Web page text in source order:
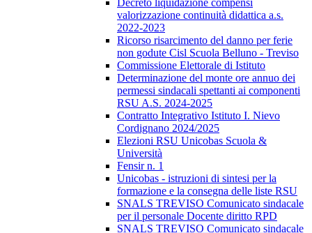
Decreto liquidazione compensi
valorizzazione continuità didattica a.s.
2022-2023
Ricorso risarcimento del danno per ferie
non godute Cisl Scuola Belluno - Treviso
Commissione Elettorale di Istituto
Determinazione del monte ore annuo dei
permessi sindacali spettanti ai componenti
RSU A.S. 2024-2025
Contratto Integrativo Istituto I. Nievo
Cordignano 2024/2025
Elezioni RSU Unicobas Scuola &
Università
Fensir n. 1
Unicobas - istruzioni di sintesi per la
formazione e la consegna delle liste RSU
SNALS TREVISO Comunicato sindacale
per il personale Docente diritto RPD
SNALS TREVISO Comunicato sindacale